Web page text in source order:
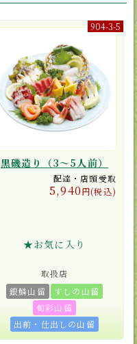
904-3-5
黒磯造り（3〜5人前）
配達・店頭受取
5,940円(税込)
★お気に入り
取扱店
銀鱗山留
すしの山留
旬彩山留
出前・仕出しの山留